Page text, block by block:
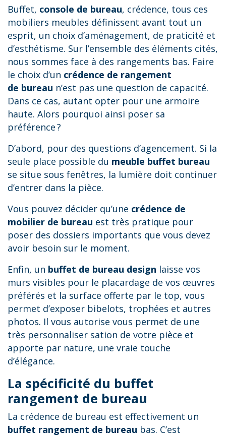
Buffet, console de bureau, crédence, tous ces
mobiliers meubles définissent avant tout un
esprit, un choix d’aménagement, de praticité et
d’esthétisme. Sur l’ensemble des éléments cités,
nous sommes face à des rangements bas. Faire
le choix d’un crédence de rangement
de bureau n’est pas une question de capacité.
Dans ce cas, autant opter pour une armoire
haute. Alors pourquoi ainsi poser sa
préférence ?
D’abord, pour des questions d’agencement. Si la
seule place possible du meuble buffet bureau
se situe sous fenêtres, la lumière doit continuer
d’entrer dans la pièce.
Vous pouvez décider qu’une crédence de
mobilier de bureau est très pratique pour
poser des dossiers importants que vous devez
avoir besoin sur le moment.
Enfin, un buffet de bureau design laisse vos
murs visibles pour le placardage de vos œuvres
préférés et la surface offerte par le top, vous
permet d’exposer bibelots, trophées et autres
photos. Il vous autorise vous permet de une
très personnaliser sation de votre pièce et
apporte par nature, une vraie touche
d’élégance.
La spécificité du buffet
rangement de bureau
La crédence de bureau est effectivement un
buffet rangement de bureau bas. C’est